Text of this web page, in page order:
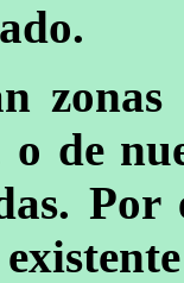
de